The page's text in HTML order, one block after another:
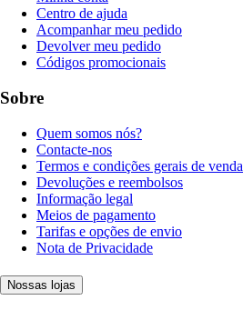
Centro de ajuda
Acompanhar meu pedido
Devolver meu pedido
Códigos promocionais
Sobre
Quem somos nós?
Contacte-nos
Termos e condições gerais de venda
Devoluções e reembolsos
Informação legal
Meios de pagamento
Tarifas e opções de envio
Nota de Privacidade
Nossas lojas